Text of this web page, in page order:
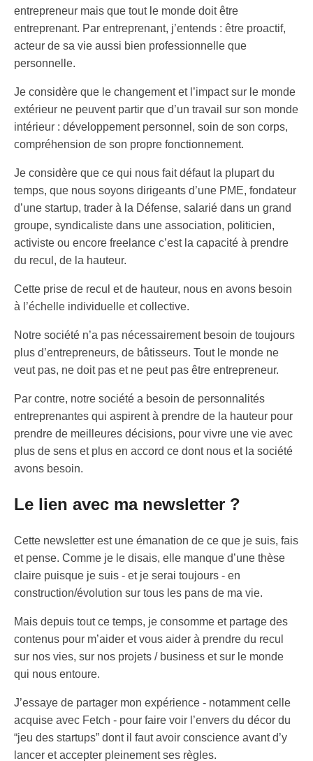
entrepreneur mais que tout le monde doit être
entreprenant. Par entreprenant, j’entends : être proactif,
acteur de sa vie aussi bien professionnelle que
personnelle.
Je considère que le changement et l’impact sur le monde
extérieur ne peuvent partir que d’un travail sur son monde
intérieur : développement personnel, soin de son corps,
compréhension de son propre fonctionnement.
Je considère que ce qui nous fait défaut la plupart du
temps, que nous soyons dirigeants d’une PME, fondateur
d’une startup, trader à la Défense, salarié dans un grand
groupe, syndicaliste dans une association, politicien,
activiste ou encore freelance c’est la capacité à prendre
du recul, de la hauteur.
Cette prise de recul et de hauteur, nous en avons besoin
à l’échelle individuelle et collective.
Notre société n’a pas nécessairement besoin de toujours
plus d’entrepreneurs, de bâtisseurs. Tout le monde ne
veut pas, ne doit pas et ne peut pas être entrepreneur.
Par contre, notre société a besoin de personnalités
entreprenantes qui aspirent à prendre de la hauteur pour
prendre de meilleures décisions, pour vivre une vie avec
plus de sens et plus en accord ce dont nous et la société
avons besoin.
Le lien avec ma newsletter ?
Cette newsletter est une émanation de ce que je suis, fais
et pense. Comme je le disais, elle manque d’une thèse
claire puisque je suis - et je serai toujours - en
construction/évolution sur tous les pans de ma vie.
Mais depuis tout ce temps, je consomme et partage des
contenus pour m’aider et vous aider à prendre du recul
sur nos vies, sur nos projets / business et sur le monde
qui nous entoure.
J’essaye de partager mon expérience - notamment celle
acquise avec Fetch - pour faire voir l’envers du décor du
“jeu des startups” dont il faut avoir conscience avant d’y
lancer et accepter pleinement ses règles.